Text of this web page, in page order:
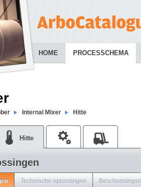
HOME PROCESSCHEMA
Internal Mixer Hitte
Hitte
Technische oplossingen